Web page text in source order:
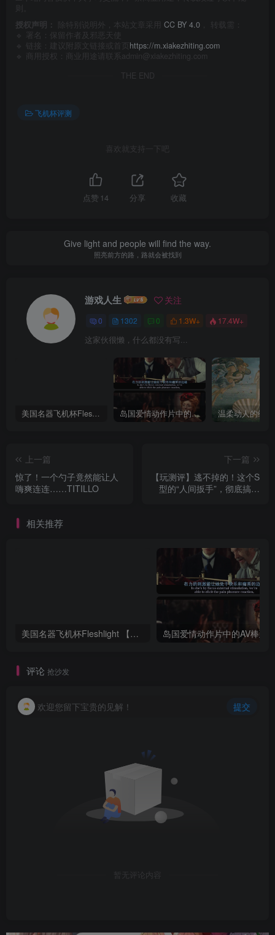
授权声明：
除特别说明外，本站文章采用 CC BY 4.0 ， 转载需：
🔹 署名：保留作者及 邪恶天使
🔹 链接：建议附原文链接或首页 https://m.xiakezhiting.com
🔹 商用授权：商业用途请联系admin@xiakezhiting.com
THE END
飞机杯评测
喜欢就支持一下吧
点赞 14 分享 收藏
Give light and people will find the way.
照亮前方的路，路就会被找到
游戏人生 关注
0 1302 0 1.3W+ 17.4W+
这家伙很懒，什么都没有写...
美国名器飞机杯Fleshlight 【Quickshot-Vantage 双头飞机杯】完全评测 岛国爱情动作片中的AV棒到底有多猛？成人用品震动棒的发展史！
上一篇
惊了！一个勺子竟然能让人
嗨爽连连……TITILLO
下一篇
【玩测评】逃不掉的！这个S
型的“人间扳手”，彻底搞定
相关推荐
美国名器飞机杯Fleshlight 【Quickshot-Vantage 双头飞机杯】完全评测
评论 抢沙发
欢迎您留下宝贵的见解！ 提交
暂无评论内容